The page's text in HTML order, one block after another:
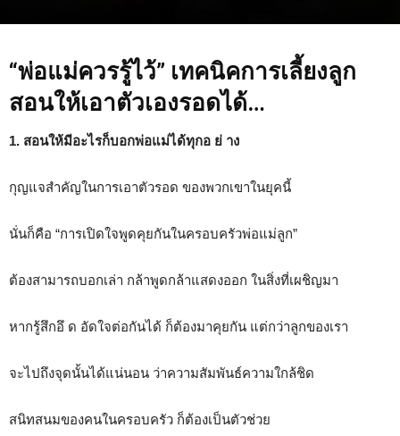
“พ่อแม่ควรรู้ไว้” เทคนิคการเลี้ยงลูก
สอนให้เอาตัวเองรอดได้…
1. สอนให้มีอะไรก็บอกพ่อแม่ได้ทุกอ ย่ าง
กุญแจสำคัญในการเอาตัวรอด ของพวกเขาในยุคนี้
นั่นก็คือ “การเปิดใจพูดคุยกันในครอบครัวพ่อแม่ลูก”
ต้องสามารถบอกเล่า กล้าพูดกล้าแสดงออก ในสิ่งที่เผชิญมา
หากรู้สึกอึ ด อัดใจต่อกันได้ ก็ต้องมาคุยกัน แต่กว่าลูกของเรา
จะไปถึงจุดนั้นได้แน่นอน ว่าความสัมพันธ์ความใกล้ชิด
สนิทสนมของคนในครอบครัว ก็ต้องเป็นตัวช่วย